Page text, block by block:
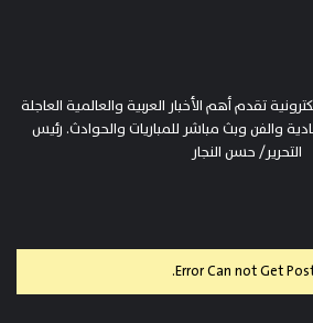
تقدم أهم الأخبار العربية والعالمية العاجلة
والفن وبث مباشر للمباريات والحوادث. رئيس
التحرير/ حسن النجار
Error Can not Get